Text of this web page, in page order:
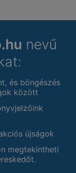
nevű
és böngészés
között
újságok
megtekintheti